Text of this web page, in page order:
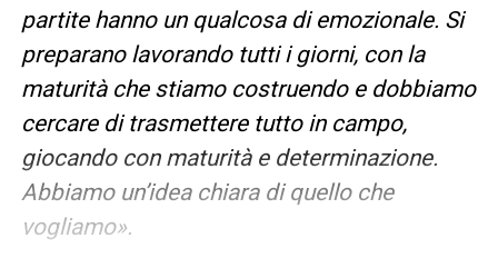
partite hanno un qualcosa di emozionale. Si
preparano lavorando tutti i giorni, con la
maturità che stiamo costruendo e dobbiamo
cercare di trasmettere tutto in campo,
giocando con maturità e determinazione.
Abbiamo un’idea chiara di quello che
vogliamo».